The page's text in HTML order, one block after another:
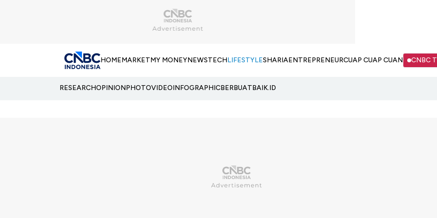
HOMEMARKETMY MONEYNEWSTECHLIFESTYLESHARIAENTREPRENEURCUAP CUAP CUAN CNBC
RESEARCHOPINIONPHOTOVIDEOINFOGRAPHICBERBUATBAIK.ID